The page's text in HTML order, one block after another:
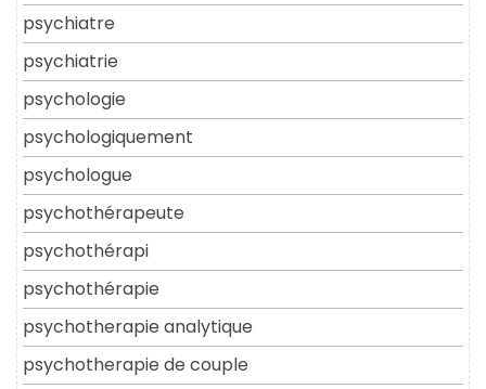
psychiatre
psychiatrie
psychologie
psychologiquement
psychologue
psychothérapeute
psychothérapi
psychothérapie
psychotherapie analytique
psychotherapie de couple